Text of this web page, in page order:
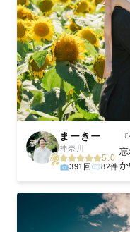
まーきー
神奈川
5.0
391回 82件か